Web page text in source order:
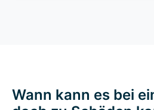
Wann kann es bei